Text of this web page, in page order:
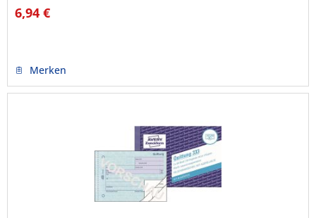
6,94 €
Merken